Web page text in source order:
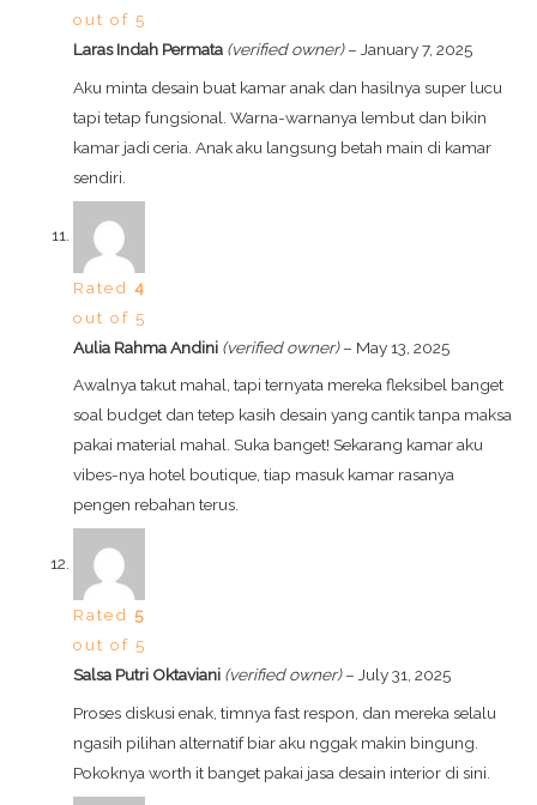
out of 5
Laras Indah Permata (verified owner) – January 7, 2025
Aku minta desain buat kamar anak dan hasilnya super lucu
tapi tetap fungsional. Warna-warnanya lembut dan bikin
kamar jadi ceria. Anak aku langsung betah main di kamar
sendiri.
Rated4
out of 5
Aulia Rahma Andini (verified owner) – May 13, 2025
Awalnya takut mahal, tapi ternyata mereka fleksibel banget
soal budget dan tetep kasih desain yang cantik tanpa maksa
pakai material mahal. Suka banget! Sekarang kamar aku
vibes-nya hotel boutique, tiap masuk kamar rasanya
pengen rebahan terus.
Rated5
out of 5
Salsa Putri Oktaviani (verified owner) – July 31, 2025
Proses diskusi enak, timnya fast respon, dan mereka selalu
ngasih pilihan alternatif biar aku nggak makin bingung.
Pokoknya worth it banget pakai jasa desain interior di sini.